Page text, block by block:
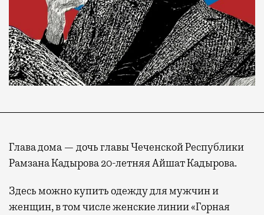
Глава дома — дочь главы Чеченской Республики
Рамзана Кадырова 20-летняя Айшат Кадырова.
Здесь можно купить одежду для мужчин и
женщин, в том числе женские линии «Горная